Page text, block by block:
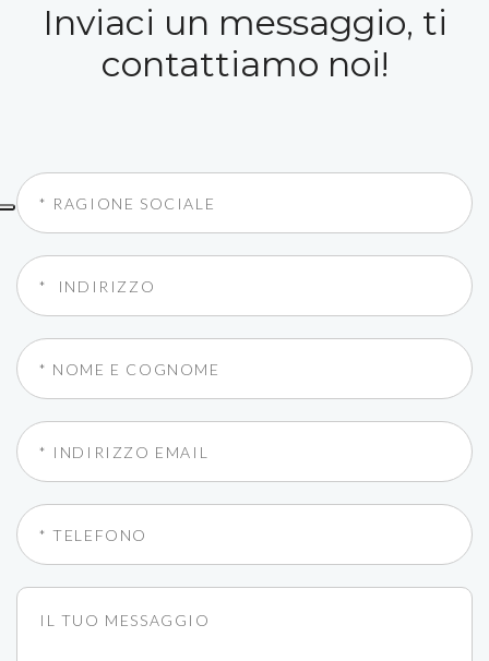
Inviaci un messaggio, ti
contattiamo noi!